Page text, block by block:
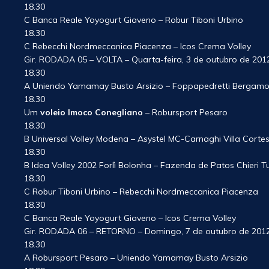
18.30
C Banca Reale Yoyogurt Giaveno – Robur Tiboni Urbino
18.30
C Rebecchi Nordmeccanica Piacenza – Icos Crema Volley
Gir. RODADA 05 – VOLTA – Quarta-feira, 3 de outubro de
18.30
A Uniendo Yamamay Busto Arsizio – Foppapedretti Bergamo
18.30
Um voleio Imoco Conegliano – Robursport Pesaro
18.30
B Universal Volley Modena – Asystel MC-Carnaghi Villa
18.30
B Idea Volley 2002 Forlì Bolonha – Fazenda de Patos Chieri
18.30
C Robur Tiboni Urbino – Rebecchi Nordmeccanica Piacenza
18.30
C Banca Reale Yoyogurt Giaveno – Icos Crema Volley
Gir. RODADA 06 – RETORNO – Domingo, 7 de outubro de
18.30
A Robursport Pesaro – Uniendo Yamamay Busto Arsizio